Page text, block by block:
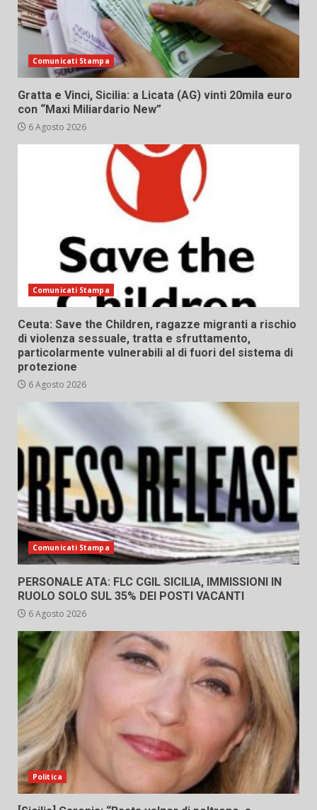
Comunicati Stampa
Gratta e Vinci, Sicilia: a Licata (AG) vinti 20mila euro
con “Maxi Miliardario New”
6 Agosto 2026
Comunicati Stampa
Ceuta: Save the Children, ragazze migranti a rischio
di violenza sessuale, tratta e sfruttamento,
particolarmente vulnerabili al di fuori del sistema di
protezione
6 Agosto 2026
Comunicati Stampa
PERSONALE ATA: FLC CGIL SICILIA, IMMISSIONI IN
RUOLO SOLO SUL 35% DEI POSTI VACANTI
6 Agosto 2026
Politica